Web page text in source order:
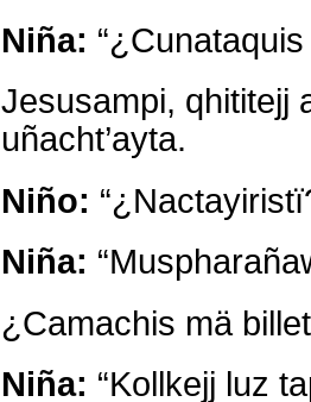
Niña:
Jesusampi, qhititejj
uñacht’ayta.
Niño:
Niña:
¿Camachis mä
Niña: “Kollkejj luz